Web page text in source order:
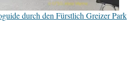
durch den Fürstlich Greizer Park